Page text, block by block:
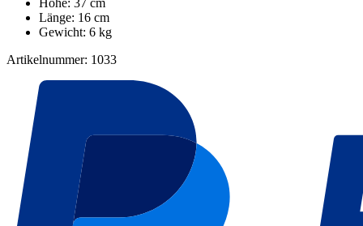
Länge: 16 cm
Gewicht: 6 kg
Artikelnummer: 1033